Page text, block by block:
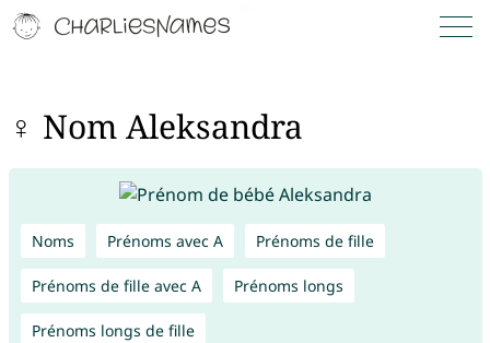
♀ Nom Aleksandra
Noms Prénoms avec A Prénoms de fille
Prénoms de fille avec A Prénoms longs
Prénoms longs de fille